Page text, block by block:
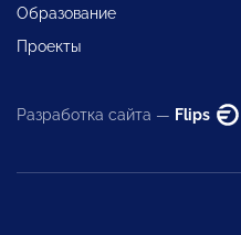
Образование
Проекты
Разработка сайта — Flips